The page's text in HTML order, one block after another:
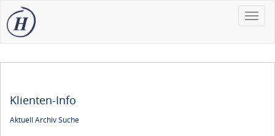
Toggle
Klienten-Info
Aktuell ArchivSuche